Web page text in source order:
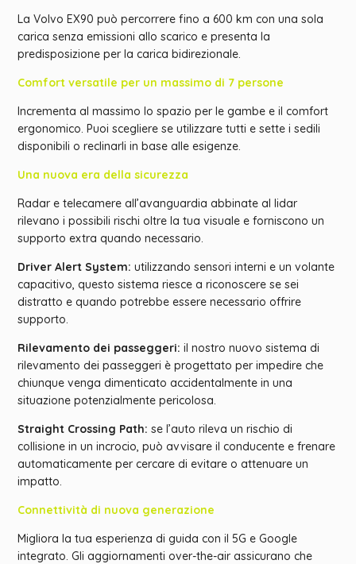
La Volvo EX90 può percorrere fino a 600 km con una sola
carica senza emissioni allo scarico e presenta la
predisposizione per la carica bidirezionale.
Comfort versatile per un massimo di 7 persone
Incrementa al massimo lo spazio per le gambe e il comfort
ergonomico. Puoi scegliere se utilizzare tutti e sette i sedili
disponibili o reclinarli in base alle esigenze.
Una nuova era della sicurezza
Radar e telecamere all’avanguardia abbinate al lidar
rilevano i possibili rischi oltre la tua visuale e forniscono un
supporto extra quando necessario.
Driver Alert System: utilizzando sensori interni e un volante
capacitivo, questo sistema riesce a riconoscere se sei
distratto e quando potrebbe essere necessario offrire
supporto.
Rilevamento dei passeggeri: il nostro nuovo sistema di
rilevamento dei passeggeri è progettato per impedire che
chiunque venga dimenticato accidentalmente in una
situazione potenzialmente pericolosa.
Straight Crossing Path: se l’auto rileva un rischio di
collisione in un incrocio, può avvisare il conducente e frenare
automaticamente per cercare di evitare o attenuare un
impatto.
Connettività di nuova generazione
Migliora la tua esperienza di guida con il 5G e Google
integrato. Gli aggiornamenti over-the-air assicurano che